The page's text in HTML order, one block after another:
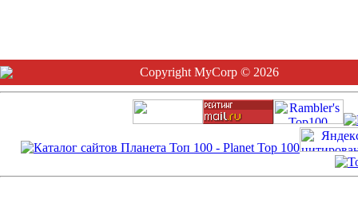
Copyright MyCorp © 2026